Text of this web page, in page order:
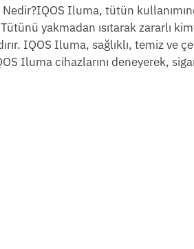
Iluma, tütün
yakmadan ısıtarak zararlı
IQOS Iluma, sağlıklı, temiz
Iluma cihazlarını deneyerek,